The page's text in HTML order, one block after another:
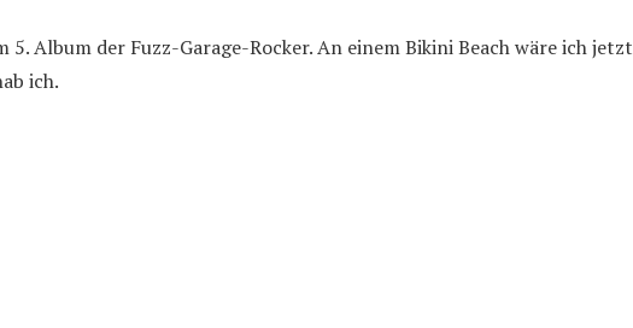
5. Album der Fuzz-Garage-Rocker. An einem Bikini Beach wäre ich jetzt
ich.